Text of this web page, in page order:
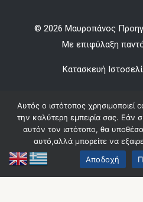
© 2026 Μαυροπάνος
Mε επιφύλαξη
Κατασκευή
Οικονομικά
Αυτός ο ιστότοπος χρησιμοποιεί
την καλύτερη εμπειρία σας. Εάν
αυτόν τον ιστότοπο, θα
αυτό,αλλά μπορείτε να
Αποδοχή